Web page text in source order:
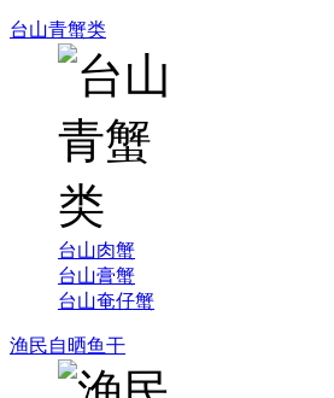
台山青蟹类
台山肉蟹
台山膏蟹
台山奄仔蟹
渔民自晒鱼干